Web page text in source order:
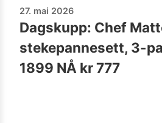
27. mai 2026
Dagskupp: Chef
stekepannesett, 3-
1899 NÅ kr 777